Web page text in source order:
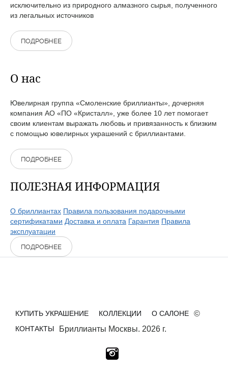
исключительно из природного алмазного сырья, полученного
из легальных источников
ПОДРОБНЕЕ
О нас
Ювелирная группа «Смоленские бриллианты», дочерняя
компания АО «ПО «Кристалл», уже более 10 лет помогает
своим клиентам выражать любовь и привязанность к близким
с помощью ювелирных украшений с бриллиантами.
ПОДРОБНЕЕ
ПОЛЕЗНАЯ ИНФОРМАЦИЯ
О бриллиантах Правила пользования подарочными
сертификатами Доставка и оплата Гарантия Правила
эксплуатации
ПОДРОБНЕЕ
КУПИТЬ УКРАШЕНИЕ КОЛЛЕКЦИИ
О САЛОНЕ
КОНТАКТЫ
©
Бриллианты Москвы. 2026 г.